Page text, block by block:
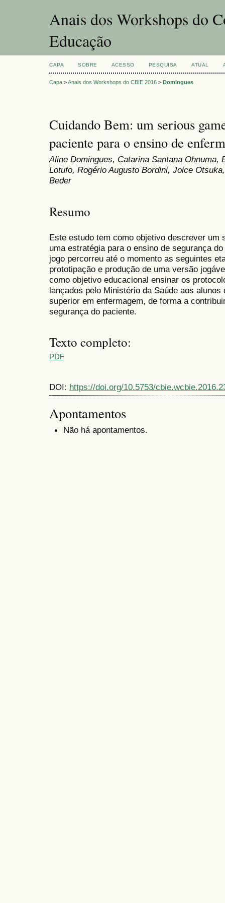
Anais dos Workshops do
Educação
CAPA SOBRE ACESSO PESQUISA ATUAL
Capa >Anais dos Workshops do CBIE 2016 > Domingues
Cuidando Bem: um serious
paciente para o ensino de
Aline Domingues, Catarina Santana Ohnuma,
Lotufo, Rogério Augusto Bordini, Joice
Beder
Resumo
Este estudo tem como objetivo descrever um
uma estratégia para o ensino de segurança
jogo percorreu até o momento as seguintes
prototipação e produção de uma versão
como objetivo educacional ensinar os
lançados pelo Ministério da Saúde aos
superior em enfermagem, de forma a
segurança do paciente.
Texto completo:
PDF
DOI: https://doi.org/10.5753/
Apontamentos
Não há apontamentos.